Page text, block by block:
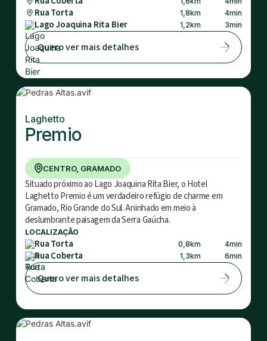
Rua Torta 1,8km 4min
Lago Joaquina Rita Bier 1,2km 3min
Quero ver mais detalhes
Laghetto
Premio
CENTRO, GRAMADO
Situado próximo ao Lago Joaquina Rita Bier, o Hotel
Laghetto Premio é um verdadeiro refúgio de charme em
Gramado, Rio Grande do Sul. Aninhado em meio à
deslumbrante paisagem da Serra Gaúcha.
LOCALIZAÇÃO
Rua Torta 0,8km 4min
Rua Coberta 1,3km 6min
Quero ver mais detalhes